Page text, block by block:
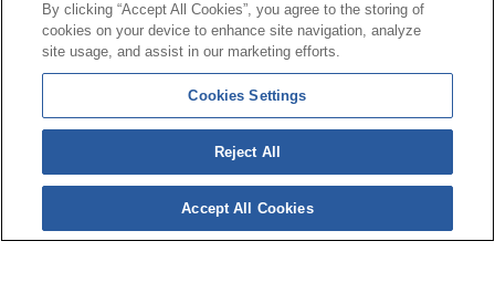
Línea Universal 900 203 203|Zona Privada Comisión de
Prestaciones Especiales|Zona Privada Proveedor
Sanitario
© Mutua Universal 2026 | Mapa del sitio | Aviso legal
Política de Protección de Datos
cookies
Síguenos en:
By clicking “Accept All Cookies”, you agree to the storing of
cookies on your device to enhance site navigation, analyze
site usage, and assist in our marketing efforts.
Cookies Settings
Reject All
Accept All Cookies